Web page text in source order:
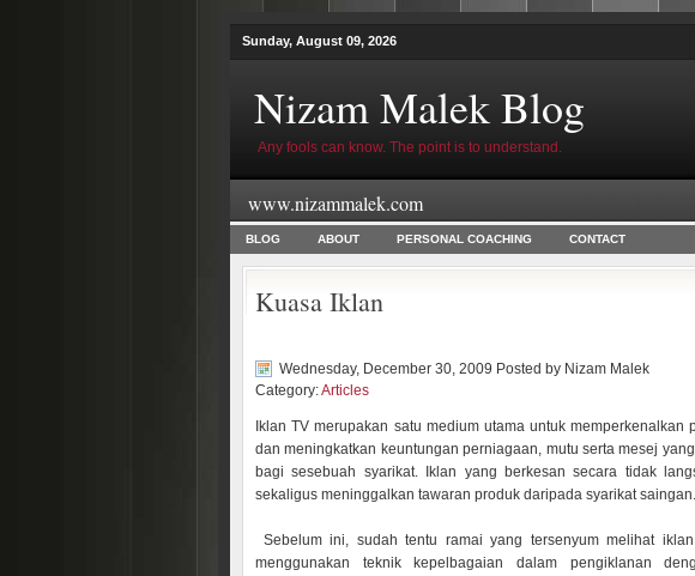
Sunday, August 09, 2026
Nizam Malek Blog
Any fools can know. The point is to understand.
www.nizammalek.com
BLOG ABOUT PERSONAL COACHING CONTACT
Kuasa Iklan
Wednesday, December 30, 2009 Posted by Nizam Malek
Category:Articles
Iklan TV merupakan satu medium utama untuk
dan meningkatkan keuntungan perniagaan, mutu serta mesej
bagi sesebuah syarikat. Iklan yang berkesan secara tidak
sekaligus meninggalkan tawaran produk daripada syarikat saingan.
Sebelum ini, sudah tentu ramai yang tersenyum melihat
menggunakan teknik kepelbagaian dalam pengiklanan